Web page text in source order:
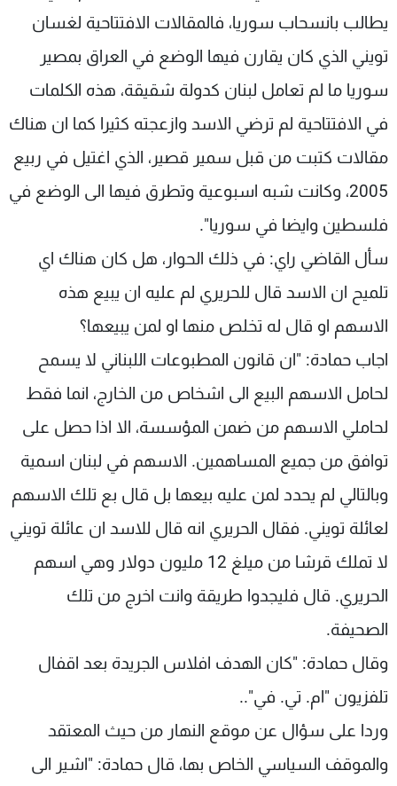
يطالب بانسحاب سوريا، فالمقالات الافتتاحية لغسان
تويني الذي كان يقارن فيها الوضع في العراق بمصير
سوريا ما لم تعامل لبنان كدولة شقيقة، هذه الكلمات
في الافتتاحية لم ترضي الاسد وازعجته كثيرا كما ان هناك
مقالات كتبت من قبل سمير قصير، الذي اغتيل في ربيع
2005، وكانت شبه اسبوعية وتطرق فيها الى الوضع في
فلسطين وايضا في سوريا".
سأل القاضي راي: في ذلك الحوار، هل كان هناك اي
تلميح ان الاسد قال للحريري لم عليه ان يبيع هذه
الاسهم او قال له تخلص منها او لمن يبيعها؟
اجاب حمادة: "ان قانون المطبوعات اللبناني لا يسمح
لحامل الاسهم البيع الى اشخاص من الخارج، انما فقط
لحاملي الاسهم من ضمن المؤسسة، الا اذا حصل على
توافق من جميع المساهمين. الاسهم في لبنان اسمية
وبالتالي لم يحدد لمن عليه بيعها بل قال بع تلك الاسهم
لعائلة تويني. فقال الحريري انه قال للاسد ان عائلة تويني
لا تملك قرشا من ميلغ 12 مليون دولار وهي اسهم
الحريري. قال فليجدوا طريقة وانت اخرج من تلك
الصحيفة.
وقال حمادة: "كان الهدف افلاس الجريدة بعد اقفال
تلفزيون "ام. تي. في"..
وردا على سؤال عن موقع النهار من حيث المعتقد
والموقف السياسي الخاص بها، قال حمادة: "اشير الى